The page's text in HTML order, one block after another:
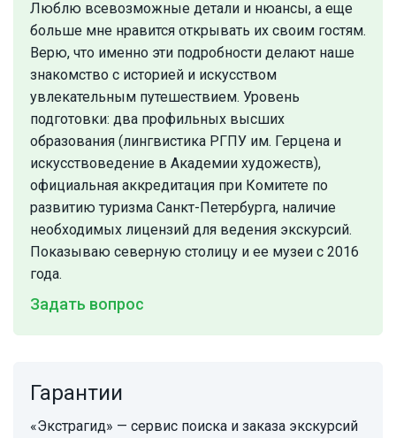
Люблю всевозможные детали и нюансы, а еще
больше мне нравится открывать их своим гостям.
Верю, что именно эти подробности делают наше
знакомство с историей и искусством
увлекательным путешествием. Уровень
подготовки: два профильных высших
образования (лингвистика РГПУ им. Герцена и
искусствоведение в Академии художеств),
официальная аккредитация при Комитете по
развитию туризма Санкт-Петербурга, наличие
необходимых лицензий для ведения экскурсий.
Показываю северную столицу и ее музеи с 2016
года.
Задать вопрос
Гарантии
«Экстрагид» — сервис поиска и заказа экскурсий